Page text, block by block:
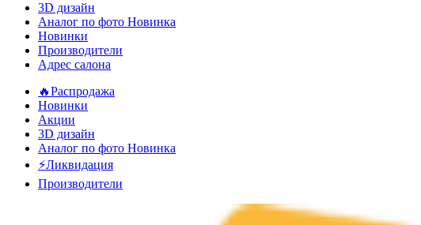
3D дизайн
Аналог по фото Новинка
Новинки
Производители
Адрес салона
🔥Распродажа
Новинки
Акции
3D дизайн
Аналог по фото Новинка
⚡Ликвидация
Производители